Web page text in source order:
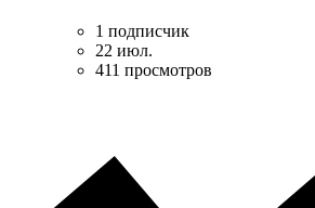
1 подписчик
22 июл.
411 просмотров